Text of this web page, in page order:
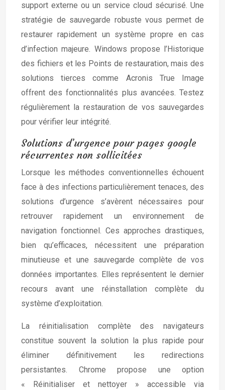
support externe ou un service cloud sécurisé. Une
stratégie de sauvegarde robuste vous permet de
restaurer rapidement un système propre en cas
d’infection majeure. Windows propose l’Historique
des fichiers et les Points de restauration, mais des
solutions tierces comme Acronis True Image
offrent des fonctionnalités plus avancées. Testez
régulièrement la restauration de vos sauvegardes
pour vérifier leur intégrité.
Solutions d’urgence pour pages google
récurrentes non sollicitées
Lorsque les méthodes conventionnelles échouent
face à des infections particulièrement tenaces, des
solutions d’urgence s’avèrent nécessaires pour
retrouver rapidement un environnement de
navigation fonctionnel. Ces approches drastiques,
bien qu’efficaces, nécessitent une préparation
minutieuse et une sauvegarde complète de vos
données importantes. Elles représentent le dernier
recours avant une réinstallation complète du
système d’exploitation.
La réinitialisation complète des navigateurs
constitue souvent la solution la plus rapide pour
éliminer définitivement les redirections
persistantes. Chrome propose une option
« Réinitialiser et nettoyer » accessible via